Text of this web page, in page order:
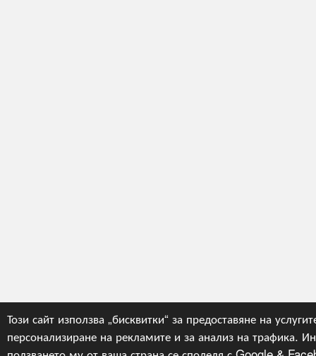
Този сайт използва „бисквитки“ за предоставяне на
персонализиране на рекламите и за анализ на трафика.